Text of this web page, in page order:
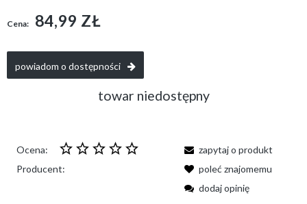
Cena: 84,99 ZŁ
powiadom o dostępności
towar niedostępny
Ocena:
Producent:
zapytaj o produkt
poleć znajomemu
dodaj opinię